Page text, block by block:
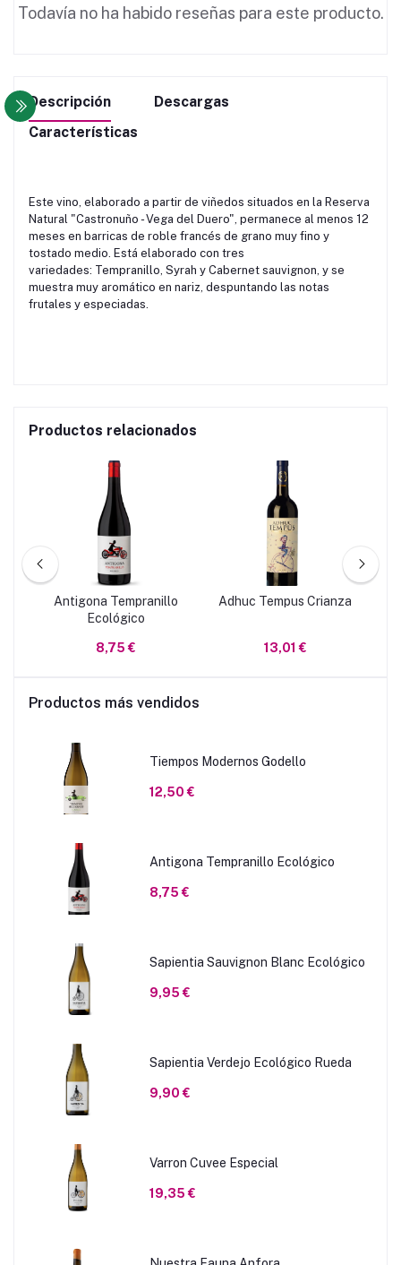
Todavía no ha habido reseñas para este producto.
Descripción
Descargas
Características
Este vino, elaborado a partir de viñedos situados en la Reserva
Natural "Castronuño - Vega del Duero", permanece al menos 12
meses en barricas de roble francés de grano muy fino y
tostado medio. Está elaborado con tres
variedades: Tempranillo, Syrah y Cabernet sauvignon, y se
muestra muy aromático en nariz, despuntando las notas
frutales y especiadas.
Productos relacionados
Antigona Tempranillo
Ecológico
8,75 €
Adhuc Tempus Crianza
13,01 €
Productos más vendidos
Tiempos Modernos Godello
12,50 €
Antigona Tempranillo Ecológico
8,75 €
Sapientia Sauvignon Blanc Ecológico
9,95 €
Sapientia Verdejo Ecológico Rueda
9,90 €
Varron Cuvee Especial
19,35 €